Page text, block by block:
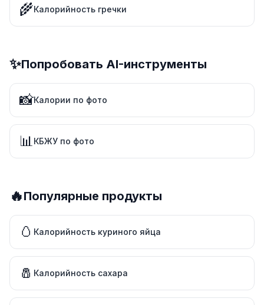
🌾Калорийность гречки
✨Попробовать AI-инструменты
📸Калории по фото
📊КБЖУ по фото
🔥Популярные продукты
🥚 Калорийность куриного яйца
🧂 Калорийность сахара